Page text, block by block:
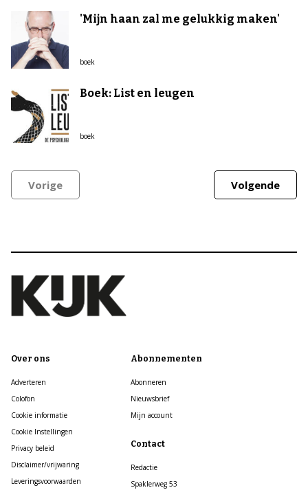
'Mijn haan zal me gelukkig maken'
boek
Boek: List en leugen
boek
Vorige Volgende
Over ons
Adverteren
Colofon
Cookie informatie
Cookie Instellingen
Privacy beleid
Disclaimer/vrijwaring
Leveringsvoorwaarden
Abonnementen
Abonneren
Nieuwsbrief
Mijn account
Contact
Redactie
Spaklerweg 53